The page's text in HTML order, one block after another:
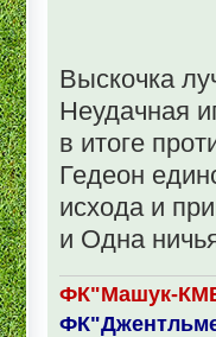
Выскочка
Неудачная
в итоге
Гедеон
исхода и
и Одна
ФК"Машук-